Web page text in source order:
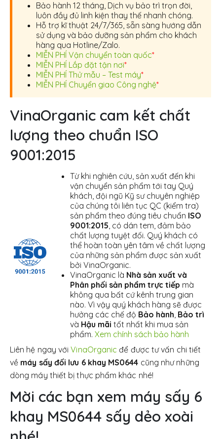
Bảo hành 12 tháng, Dịch vụ bảo trì trọn đời,
luôn đầy đủ linh kiện thay thế nhanh chóng.
Hỗ trợ kĩ thuật 24/7/365, sẵn sàng hướng dẫn
sử dụng và bảo dưỡng sản phẩm cho khách
hàng qua Hotline/Zalo.
MIỄN PHÍ Vận chuyển toàn quốc*
MIỄN PHÍ Lắp đặt tận nơi*
MIỄN PHÍ Thử mẫu – Test máy*
MIỄN PHÍ Chuyển giao Công nghệ*
VinaOrganic cam kết chất
lượng theo chuẩn ISO
9001:2015
Từ khi nghiên cứu, sản xuất đến khi
vận chuyển sản phẩm tới tay Quý
khách, đội ngũ Kỹ sư chuyên nghiệp
của chúng tôi liên tục QC (kiểm tra)
sản phẩm theo đúng tiêu chuẩn ISO
9001:2015, có dán tem, đảm bảo
chất lượng tuyệt đối. Quý khách có
thể hoàn toàn yên tâm về chất lượng
của những sản phẩm được sản xuất
bởi VinaOrganic.
VinaOrganic là Nhà sản xuất và
Phân phối sản phẩm trực tiếp mà
không qua bất cứ kênh trung gian
nào. Vì vậy quý khách hàng sẽ được
hưởng các chế độ Bảo hành, Bảo trì
và Hậu mãi tốt nhất khi mua sản
phẩm. Xem chính sách bảo hành
Liên hệ ngay vớiVinaOrganic để được tư vấn chi tiết
về máy sấy đối lưu 6 khay MS0644 cũng như những
dòng máy thiết bị thực phẩm khác nhé!
Mời các bạn xem máy sấy 6
khay MS0644 sấy dẻo xoài